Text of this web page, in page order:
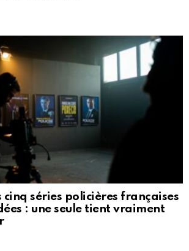
cinq séries policières françaises
: une seule tient vraiment